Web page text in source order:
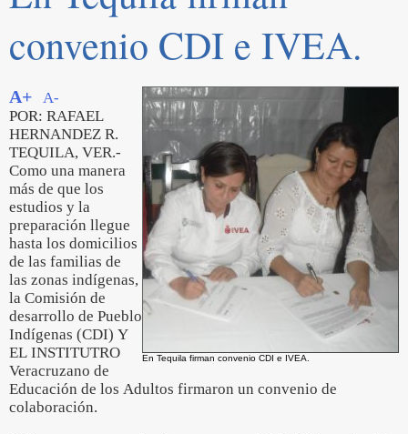
convenio CDI e IVEA.
En Tequila firman convenio CDI e IVEA.
A+
A-
POR: RAFAEL
HERNANDEZ R.
TEQUILA, VER.-
Como una manera
más de que los
estudios y la
preparación llegue
hasta los domicilios
de las familias de
las zonas indígenas,
la Comisión de
desarrollo de Pueblo
Indígenas (CDI) Y
EL INSTITUTRO
Veracruzano de
Educación de los Adultos firmaron un convenio de
colaboración.